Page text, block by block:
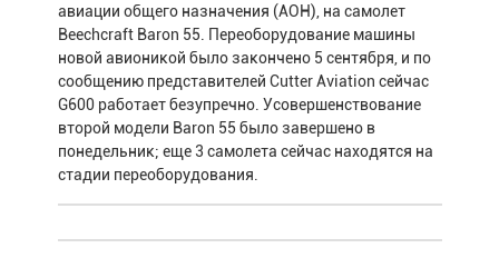
авиации общего назначения (АОН), на самолет
Beechcraft Baron 55. Переоборудование машины
новой авионикой было закончено 5 сентября, и по
сообщению представителей Cutter Aviation сейчас
G600 работает безупречно. Усовершенствование
второй модели Baron 55 было завершено в
понедельник; еще 3 самолета сейчас находятся на
стадии переоборудования.